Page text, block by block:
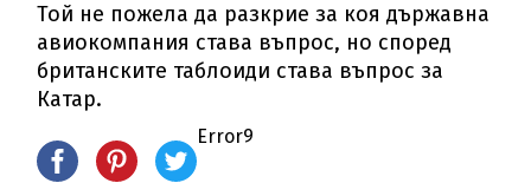
Той не пожела да разкрие за коя държавна
авиокомпания става въпрос, но според
британските таблоиди става въпрос за
Катар.
Error9